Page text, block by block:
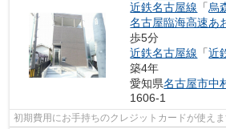
近鉄名古屋線 「烏
名古屋臨海高速あ
歩5分
近鉄名古屋線 「近
築4年
愛知県名古屋市中
1606-1
初期費用にお手持ちのクレジットカードが使え